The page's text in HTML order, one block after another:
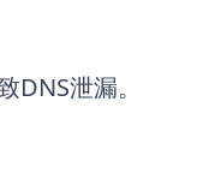
泄漏。